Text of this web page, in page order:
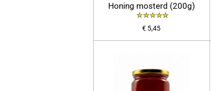
Honing mosterd (200g)
€ 5,45